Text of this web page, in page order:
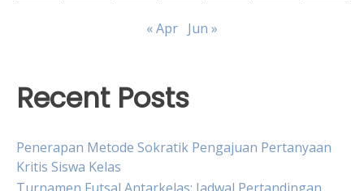
« Apr Jun »
Recent Posts
Penerapan Metode Sokratik Pengajuan Pertanyaan
Kritis Siswa Kelas
Turnamen Futsal Antarkelas: Jadwal Pertandingan